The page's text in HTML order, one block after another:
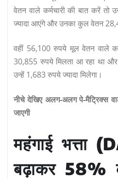
वेतन वाले कर्मचारी की बात करें
ज्यादा आएंगे और उनका कुल वेतन
वहीं 56,100 रुपये मूल वेतन वाले
30,855 रुपये मिलता आ रहा था
उन्‍हें 1,683 रुपये ज्‍यादा मिलेगा।
नीचे देखिए अलग-अलग पे-मैट्रिक्‍स
जाएगी
महंगाई भत्ता
बढ़ाकर 58%